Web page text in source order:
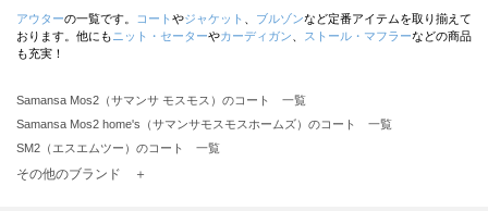
アウターの一覧です。 コート やジャケット ブルゾンなど定番アイテムを取り揃えて
おります。他にも ニット・セーターやカーディガン ストール・マフラーなどの商品
も充実！
Samansa Mos2（サマンサ モスモス）のコート 一覧
Samansa Mos2 home's（サマンサモスモスホームズ）のコート 一覧
SM2（エスエムツー）のコート 一覧
TSUHARU by Samansa Mos2（ツハルバイサマンサモスモス）のコート 一覧
その他のブランド ＋